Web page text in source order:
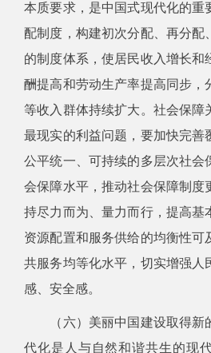
本质要求，是中国式现代化的重
配制度，构建初次分配、再分配
的制度体系，使居民收入增长和
酬提高和劳动生产率提高同步，
等收入群体持续扩大。社会保障
最现实的利益问题，要加快完善
公平统一、可持续的多层次社会
会保障水平，推动社会保障制度
持尽力而为、量力而行，提高基
资源配置和服务供给的均衡性可
共服务均等化水平，切实增强人
感、安全感。
（六）美丽中国建设取得
代化是人与自然和谐共生的现